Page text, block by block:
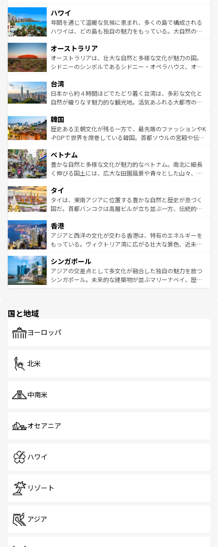
ば市内交通費無料で観光を楽しむこともできる。 なお、新
着のスイス情報はコンテンツ一覧 を参照してほしい。
のような巨大都市は、観光、ショッピング、エンターテイ
ンメントが詰まった刺激的なスポットだ。一方、アメリカ
西部には大自然が広がり、グランドキャニオンやイエロー
部のニューオーリンズでは、音楽と美食が融合した独特の
文化が魅力。旅行者はアメリカの各地域で異なる魅力を楽
しみながら、その多様性と豊かな歴史を感じることができ
ならではの贅沢な旅のスタイルだ。 なお、新着のアメリカ
情報はコンテンツ一覧を参照してほしい。
ハワイ
年間を通じて温暖な気候に恵まれ、多くの島で構成される
ハワイは、どの島も独自の魅力をもっている。大自然の神
ワイ島は見逃せない。また、定番の観光地といえばオアフ
島だが、静かな自然を求めるならマウイ島やカウアイ島が
おすすめ。エメラルドグリーンに輝く海をはじめ、豊かな
れるおもてなしの心で訪れる人々を迎えてくれるハワイの
人々、おいしいローカルフードやハワイアンミュージッ
ク、伝統的なフラダンスなど、すべてがハワイの魅力を彩
ワイを、存分に味わってほしい。 なお、新着のハワイ情報
はコンテンツ一覧を参照してほしい。
オーストラリア
オーストラリアは、壮大な自然と多様な文化が魅力の国。
シドニーのシンボルであるシドニー・オペラハウス、オー
リアリーフや大陸中央部にそびえるウルル（エアーズロッ
ク）、タスマニアの美しい原生林やケアンズの熱帯雨林な
ど、見どころがたくさん。また、カフェやワイン、オージ
いる。アクティビティも充実しており、サーフィンやダイ
ビング、ハイキングなど、アウトドア好きにはたまらな
い。オーストラリアの多彩な魅力を存分に味わいつくそ
参照してほしい。
台湾
日本から約４時間ほどでたどり着く台湾は、多彩な文化と
自然が織りなす魅力的な観光地。活気あふれる大都市の台
ン）、静ひつな山岳地帯である台湾東部など、都市の喧騒
と山間の静けさが共存しており、訪れる人に新しい発見と
驚きをもたらしてくれる。また、奥深い台湾の食文化も魅
容にもいいと評判のスイーツなど、バラエティ豊かな料理
が味わえる。 なお、新着の台湾情報は コンテンツ一覧を参
照してほしい。
韓国
歴史ある王朝文化が残る一方で、最先端のファッションやK
-POPで世界を席巻している韓国。首都ソウルの宮殿や伝統
き、地方に足を延ばせば四季折々の自然美を楽しむことが
できる。そして、キムチや焼肉、絶品のストリートフード
まで、さまざまな韓国料理が待っている。夜には、韓国な
リティに包まれながら、韓国の多彩な魅力を心ゆくまで味
わってみてほしい。 なお、新着の韓国情報はコンテンツ一
覧を参照してほしい。
ベトナム
豊かな自然と多様な文化が魅力的なベトナム。南北に細長
く伸びる国土には、広大な田園風景や青々とした山々、世
急速な発展と共に伝統が息づく。ハノイの古い町並みやホ
ーチミン市のフランス統治時代の建物も、独特の雰囲気を
醸し出している。また、バラエティの豊かさとおいしさで
とつ。フォーやバインミー、ベトナムコーヒーなどは、ぜ
ひ現地で味わいたい。どの地域を訪れてもあたたかい人々
が旅行者を迎えてくれるので、きっと忘れられない旅にな
参照してほしい。
タイ
タイは、東南アジアに位置する豊かな自然と歴史が息づく
国だ。首都バンコクは高層ビルが立ち並ぶ一方、伝統的な
の活気が交差している。北部ではチェンマイなどの山岳地
帯で自然と触れ合い、南部ではプーケットやクラビの美し
いビーチでリゾート気分を楽しむことができる。タイ料理
激する。気候は一年中温暖で、どの季節にも異なる楽しみ
が待っている。親しみやすいタイの人々、仏教を中心とし
た文化、そして多様な観光資源が、訪れる旅人を魅了し続
香港
アジアと西洋の文化が交わる香港は、特有のエネルギーを
もっている。ヴィクトリア湾に広がる壮大な景色、近未来
み、どこを訪れても感動するはず。観光スポットが密集し
ており、効率よく見どころを回れるのも魅力。息をのむよ
うな絶景から文化的な体験まで、香港を存分に楽しみ尽く
シンガポール
アジアの交差点として多文化が融合した独自の魅力を放つ
シンガポール。未来的な建築物が並ぶマリーナベイ、歴史
で、ホーカーズは地元の風情を楽しめる外せないスポット
国と地域
ヨーロッパ
北米
中南米
オセアニア
ハワイ
リゾート
アジア